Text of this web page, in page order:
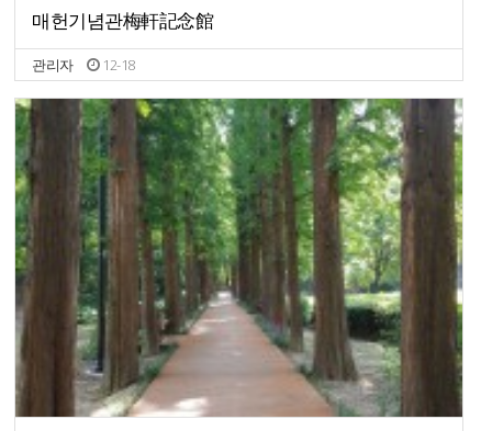
매헌기념관梅軒記念館
관리자 12-18